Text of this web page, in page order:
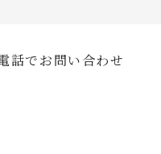
話でお問い合わせ